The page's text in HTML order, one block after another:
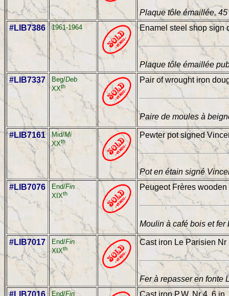
Plaque tôle émaillée, 45
#LIB7386
1961-1964 Enamel steel shop
Plaque tôle émaillée
#LIB7337
Beg/Deb
XXth
Pair of wrought iron
Paire de moules à
#LIB7161 Mid/Mi
XXth
Pewter pot signed
Pot en étain signé
#LIB7076
End/Fin
XIXth
Peugeot Frères
Moulin à café bois et fer
#LIB7017 End/Fin
XIXth
Cast iron Le Parisien Nr
Fer à repasser en fonte
#LIB7016
End/Fin Cast iron P.W. Nr 4, 6